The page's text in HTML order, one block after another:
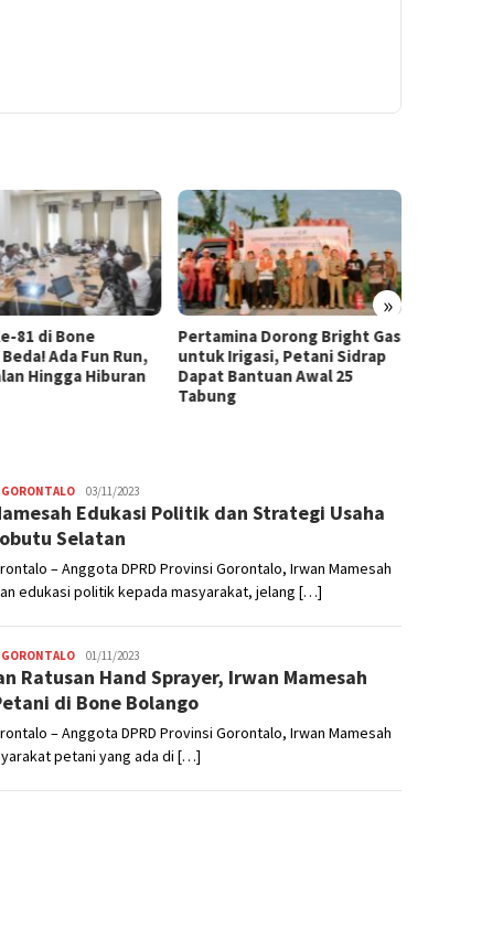
»
81 di Bone
Ada Fun Run,
Hingga Hiburan
Pertamina Dorong Bright Gas
untuk Irigasi, Petani Sidrap
Dapat Bantuan Awal 25
Tabung
GORONTALO Nikhen
Mokoginta
03/11/2023
Edukasi Politik dan Strategi Usaha
Selatan
– Anggota DPRD Provinsi Gorontalo, Irwan Mamesah
edukasi politik kepada masyarakat, jelang […]
GORONTALO Nikhen
Mokoginta
01/11/2023
Ratusan Hand Sprayer, Irwan Mamesah
di Bone Bolango
– Anggota DPRD Provinsi Gorontalo, Irwan Mamesah
petani yang ada di […]